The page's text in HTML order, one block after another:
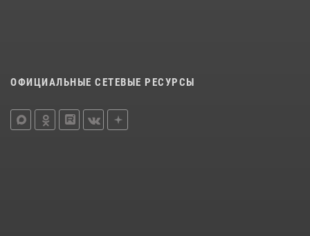
ОФИЦИАЛЬНЫЕ СЕТЕВЫЕ РЕСУРСЫ